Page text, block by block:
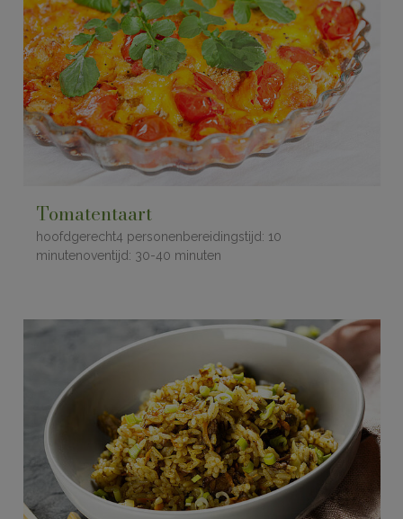
Tomatentaart
hoofdgerecht4 personenbereidingstijd: 10
minutenoventijd: 30-40 minuten